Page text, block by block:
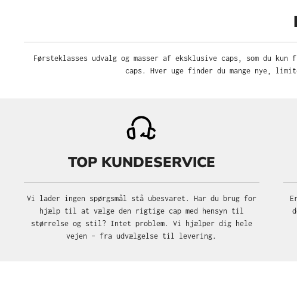
Førsteklasses udvalg og masser af eksklusive caps, som du
caps. Hver uge finder du mange nye,
TOP KUNDESERVICE
Vi lader ingen spørgsmål stå ubesvaret. Har du brug for
hjælp til at vælge den rigtige cap med hensyn til
størrelse og stil? Intet problem. Vi hjælper dig hele
vejen – fra udvælgelse til levering.